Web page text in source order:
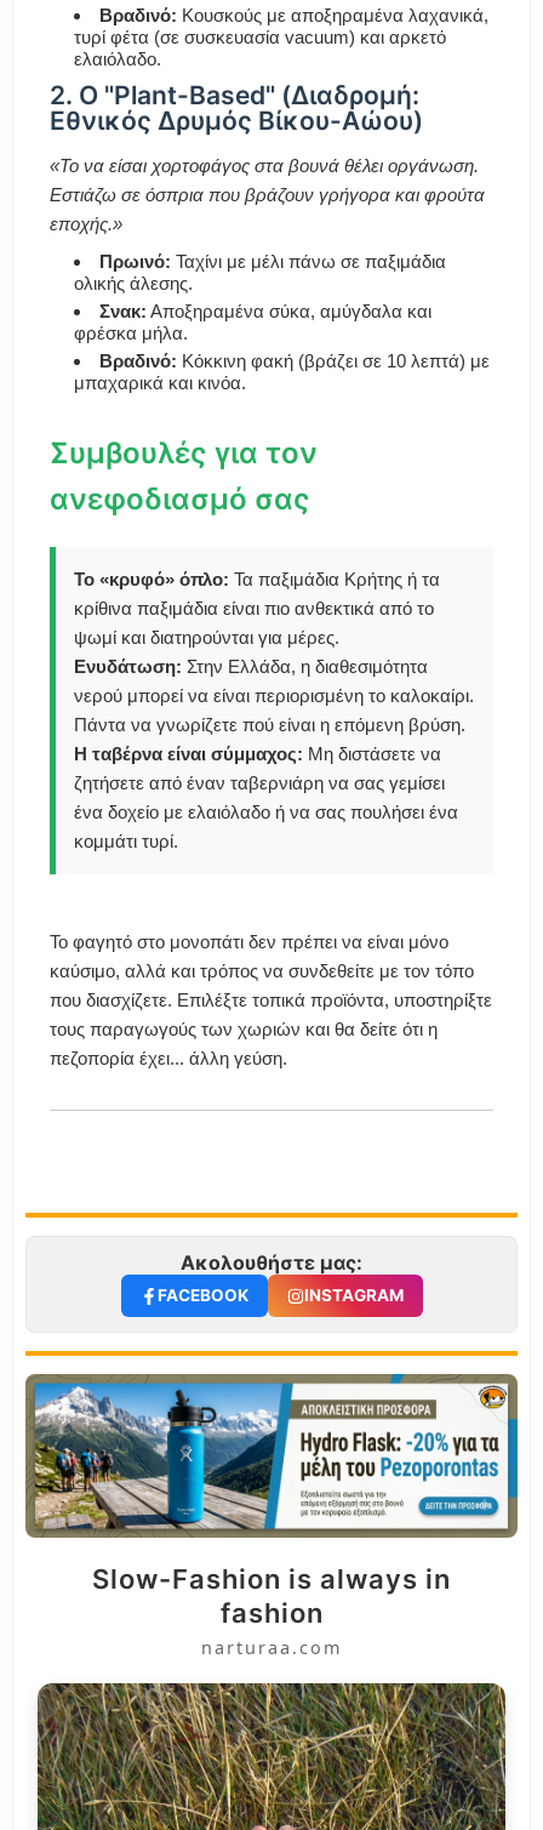
Βραδινό: Κουσκούς με αποξηραμένα λαχανικά,
τυρί φέτα (σε συσκευασία vacuum) και αρκετό
ελαιόλαδο.
2. Ο "Plant-Based" (Διαδρομή:
Εθνικός Δρυμός Βίκου-Αώου)
«Το να είσαι χορτοφάγος στα βουνά θέλει οργάνωση.
Εστιάζω σε όσπρια που βράζουν γρήγορα και φρούτα
εποχής.»
Πρωινό: Ταχίνι με μέλι πάνω σε παξιμάδια
ολικής άλεσης.
Σνακ: Αποξηραμένα σύκα, αμύγδαλα και
φρέσκα μήλα.
Βραδινό: Κόκκινη φακή (βράζει σε 10 λεπτά) με
μπαχαρικά και κινόα.
Συμβουλές για τον
ανεφοδιασμό σας
Το «κρυφό» όπλο: Τα παξιμάδια Κρήτης ή τα
κρίθινα παξιμάδια είναι πιο ανθεκτικά από το
ψωμί και διατηρούνται για μέρες.
Ενυδάτωση: Στην Ελλάδα, η διαθεσιμότητα
νερού μπορεί να είναι περιορισμένη το καλοκαίρι.
Πάντα να γνωρίζετε πού είναι η επόμενη βρύση.
Η ταβέρνα είναι σύμμαχος: Μη διστάσετε να
ζητήσετε από έναν ταβερνιάρη να σας γεμίσει
ένα δοχείο με ελαιόλαδο ή να σας πουλήσει ένα
κομμάτι τυρί.
Το φαγητό στο μονοπάτι δεν πρέπει να είναι μόνο
καύσιμο, αλλά και τρόπος να συνδεθείτε με τον τόπο
που διασχίζετε. Επιλέξτε τοπικά προϊόντα, υποστηρίξτε
τους παραγωγούς των χωριών και θα δείτε ότι η
πεζοπορία έχει... άλλη γεύση.
Ακολουθήστε μας:
FACEBOOK INSTAGRAM
Slow-Fashion is always in
fashion
narturaa.com